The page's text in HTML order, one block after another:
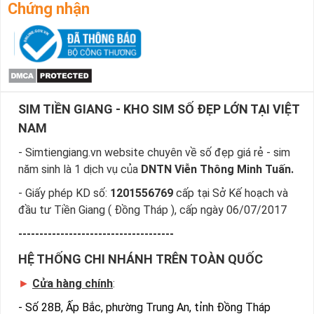
những yêu cầu của bạn, giúp bạn tìm sim nhanh nhất.
Bước 4 : Khi đã chọn được số ưng ý, bạn chọn “Đặt
mua” và điền các thông tin cá nhân của bạn.
Sau khi nhận được đơn đặt hàng của bạn, nhân viên sẽ gọi
điện và chốt đơn và gửi sim về theo địa chỉ của bạn.
được sim số đẹp giá rẻ, sim giảm giá gọi ngay vào
Hotline:0981.63.63.63 để đặt mua sim, hoặc có thể đến trực
Chứng nhận
SIM TIỀN GIANG - KHO SIM SỐ ĐẸP LỚN TẠI VIỆT
NAM
- Simtiengiang.vn website chuyên về số đẹp giá rẻ - sim
năm sinh là 1 dịch vụ của DNTN Viễn Thông Minh Tuấn.
- Giấy phép KD số: 1201556769 cấp tại Sở Kế hoạch và
đầu tư Tiền Giang ( Đồng Tháp ), cấp ngày 06/07/2017
-------------------------------------
HỆ THỐNG CHI NHÁNH TRÊN TOÀN QUỐC
► Cửa hàng chính:
- Số 28B, Ấp Bắc, phường Trung An, tỉnh Đồng Tháp